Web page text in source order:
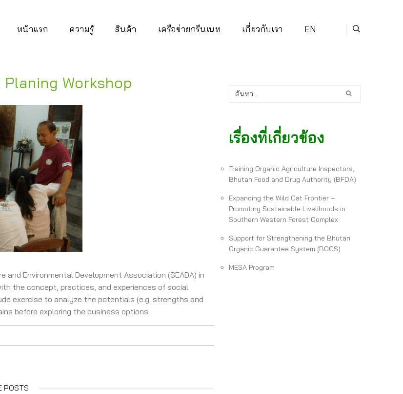
หน้าแรก ความรู้ สินค้า เครือข่ายกรีนเนท เกี่ยวกับเรา EN
Workshop
Environmental Development Association (SEADA) in
the concept, practices, and experiences of social
exercise to analyze the potentials (e.g. strengths and
before exploring the business options.
POSTS
เรื่องที่เกี่ยวข้อง
Training Organic Agriculture Inspectors,
Bhutan Food and Drug Authority (BFDA)
Expanding the Wild Cat Frontier –
Promoting Sustainable Livelihoods in
Southern Western Forest Complex
Support for Strengthening the Bhutan
Organic Guarantee System (BOGS)
MESA Program